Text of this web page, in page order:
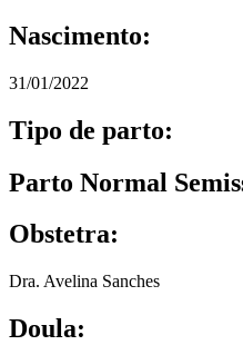
Nascimento:
31/01/2022
Tipo de parto:
Parto Normal
Obstetra:
Dra. Avelina Sanches
Doula: